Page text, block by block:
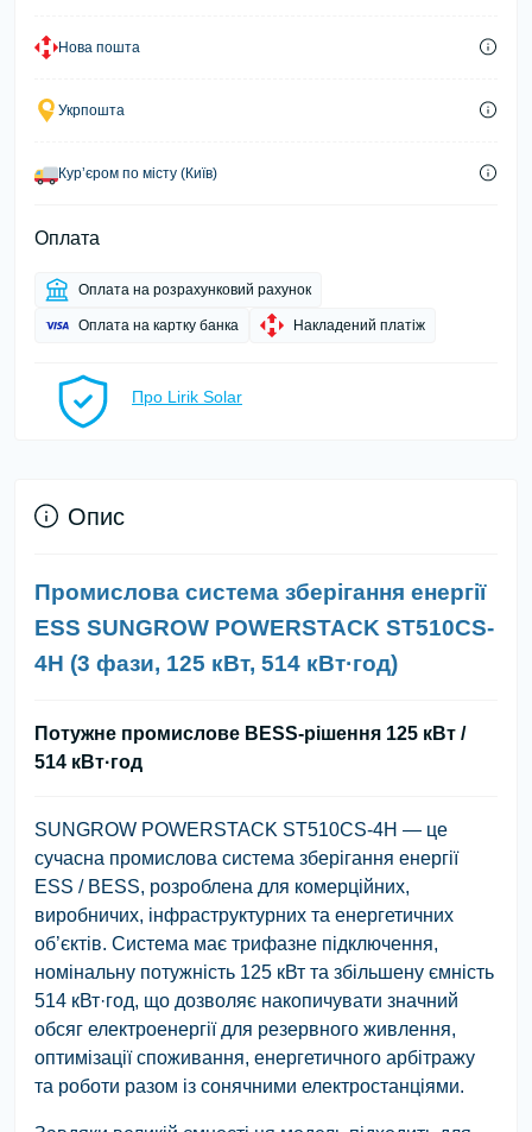
Нова пошта
Укрпошта
Курʼєром по місту (Київ)
Оплата
Оплата на розрахунковий рахунок
Оплата на картку банка Накладений платіж
Про Lirik Solar
Опис
Промислова система зберігання енергії
ESS SUNGROW POWERSTACK ST510CS-
4H (3 фази, 125 кВт, 514 кВт·год)
Потужне промислове BESS-рішення 125 кВт /
514 кВт·год
SUNGROW POWERSTACK ST510CS-4H — це
сучасна промислова система зберігання енергії
ESS / BESS, розроблена для комерційних,
виробничих, інфраструктурних та енергетичних
об’єктів. Система має трифазне підключення,
номінальну потужність 125 кВт та збільшену ємність
514 кВт·год, що дозволяє накопичувати значний
обсяг електроенергії для резервного живлення,
оптимізації споживання, енергетичного арбітражу
та роботи разом із сонячними електростанціями.